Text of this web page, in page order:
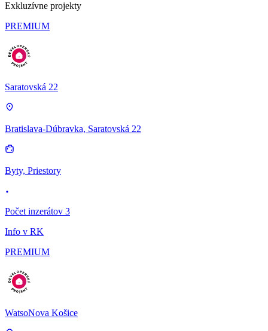
Exkluzívne projekty
PREMIUM
Saratovská 22
Bratislava-Dúbravka, Saratovská 22
Byty, Priestory
Počet inzerátov 3
Info v RK
PREMIUM
WatsoNova Košice